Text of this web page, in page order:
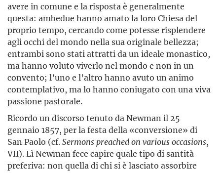
avere in comune e la risposta è generalmente
questa: ambedue hanno amato la loro Chiesa del
proprio tempo, cercando come potesse risplendere
agli occhi del mondo nella sua originale bellezza;
entrambi sono stati attratti da un ideale monastico,
ma hanno voluto viverlo nel mondo e non in un
convento; l’uno e l’altro hanno avuto un animo
contemplativo, ma lo hanno coniugato con una viva
passione pastorale.
Ricordo un discorso tenuto da Newman il 25
gennaio 1857, per la festa della «conversione» di
San Paolo (cf.Sermons preached on various occasions,
VII). Lì Newman fece capire quale tipo di santità
preferiva: non quella di chi si è lasciato assorbire